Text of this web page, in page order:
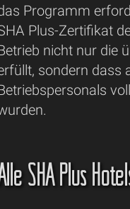
Programm
Plus-Zertifikat
nicht nur die
sondern dass
SHA Plus